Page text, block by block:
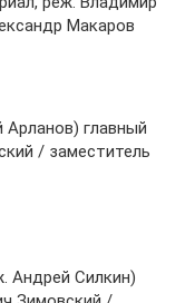
Макаров
Арланов) главный
/ заместитель
Андрей Силкин)